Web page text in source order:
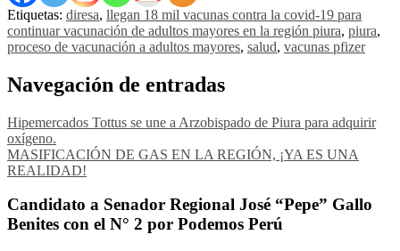
Etiquetas: diresa, llegan 18 mil vacunas contra la covid-19 para
continuar vacunación de adultos mayores en la región piura, piura,
proceso de vacunación a adultos mayores, salud, vacunas pfizer
Navegación de entradas
Hipemercados Tottus se une a Arzobispado de Piura para adquirir
oxígeno.
MASIFICACIÓN DE GAS EN LA REGIÓN, ¡YA ES UNA
REALIDAD!
Candidato a Senador Regional José “Pepe” Gallo
Benites con el N° 2 por Podemos Perú